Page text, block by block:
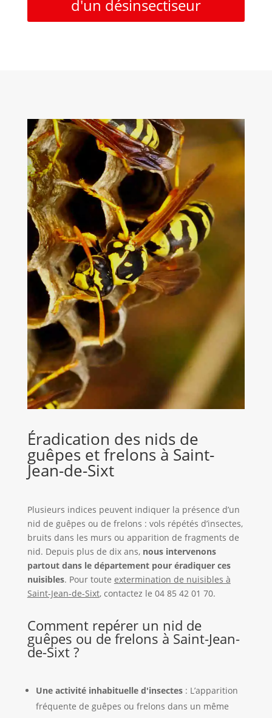
d'un désinsectiseur
Éradication des nids de
guêpes et frelons à Saint-
Jean-de-Sixt
Plusieurs indices peuvent indiquer la présence d’un
nid de guêpes ou de frelons : vols répétés d’insectes,
bruits dans les murs ou apparition de fragments de
nid. Depuis plus de dix ans, nous intervenons
partout dans le département pour éradiquer ces
nuisibles. Pour toute extermination de nuisibles à
Saint-Jean-de-Sixt, contactez le 04 85 42 01 70.
Comment repérer un nid de
guêpes ou de frelons à Saint-Jean-
de-Sixt ?
Une activité inhabituelle d'insectes: L’apparition
fréquente de guêpes ou frelons dans un même